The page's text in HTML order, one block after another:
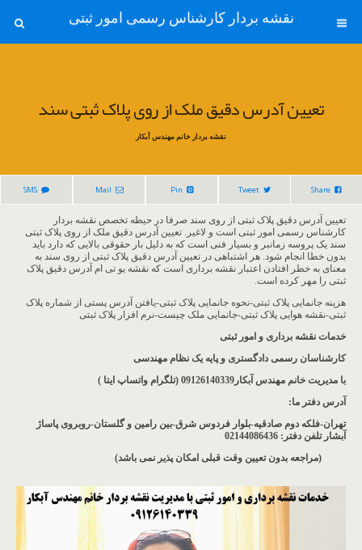
نقشه بردار کارشناس رسمی امور ثبتی
تعیین آدرس دقیق ملک از روی پلاک ثبتی سند
نقشه بردار خانم مهندس آبکار
Share
Tweet
Pin
Mail
SMS
تعیین آدرس دقیق پلاک ثبتی از روی سند صرفا در حیطه تخصص نقشه بردار
کارشناس رسمی امور ثبتی است و لاغیر. تعیین آدرس دقیق ملک از روی پلاک ثبتی
سند یک پروسه زمانبر و بسیار فنی است که به دلیل بار حقوقی بالایی که دارد باید
بدون خطا انجام شود. هر اشتباهی در تعیین آدرس دقیق پلاک ثبتی از روی سند به
معنای به خطر افتادن اعتبار نقشه برداری است که نقشه یو تی ام آدرس دقیق پلاک
ثبتی را مهر کرده است.
هزینه جانمایی پلاک ثبتی-نحوه جانمایی پلاک ثبتی-یافتن آدرس پستی از شماره پلاک
ثبتی-نقشه هوایی پلاک ثبتی-جانمایی ملک چیست-نرم افزار پلاک ثبتی
خدمات نقشه برداری و امور ثبتی
کارشناسان رسمی دادگستری و پایه یک نظام مهندسی
با مدیریت خانم مهندس آبکار09126140339 (تلگرام واتساپ ایتا )
آدرس دفتر ما:
تهران-فلکه دوم صادقیه-بلوار فردوس شرق-بین رامین و گلستان-روبروی پاساژ
آبشار تلفن دفتر: 02144086436
(مراجعه بدون تعیین وقت قبلی امکان پذیر نمی باشد)